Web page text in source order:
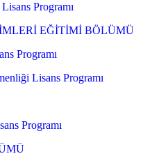
Programı
EĞİTİMİ BÖLÜMÜ
Programı
Lisans Programı
Programı